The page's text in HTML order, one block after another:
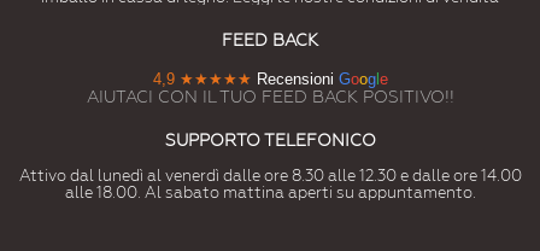
FEED BACK
4,9 ★★★★★ Recensioni Googl e
AIUTACI CON IL TUO FEED BACK POSITIVO!!
SUPPORTO TELEFONICO
Attivo dal lunedì al venerdì dalle ore 8.30 alle 12.30 e dalle ore 14.00
alle 18.00. Al sabato mattina aperti su appuntamento.